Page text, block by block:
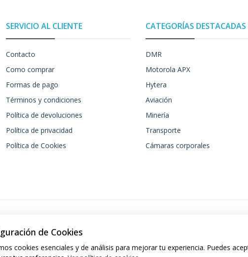
SERVICIO AL CLIENTE
Contacto
Como comprar
Formas de pago
Términos y condiciones
Política de devoluciones
Política de privacidad
Política de Cookies
CATEGORÍAS DESTACADAS
DMR
Motorola APX
Hytera
Aviación
Minería
Transporte
Cámaras corporales
de Cookies
cookies esenciales y de análisis para mejorar tu experiencia. Puedes